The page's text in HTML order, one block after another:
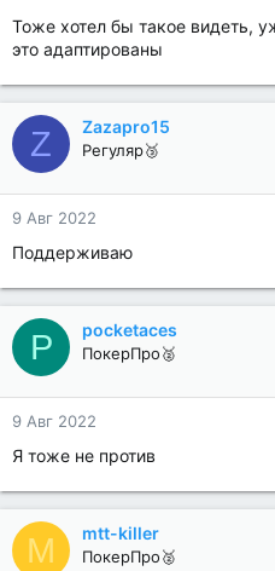
Тоже хотел бы такое видеть,
это адаптированы
Z Zazapro15
Регуляр🥉
9 Авг 2022
Поддерживаю
P pocketaces
ПокерПро🥈
9 Авг 2022
Я тоже не против
M mtt-killer
ПокерПро🥈